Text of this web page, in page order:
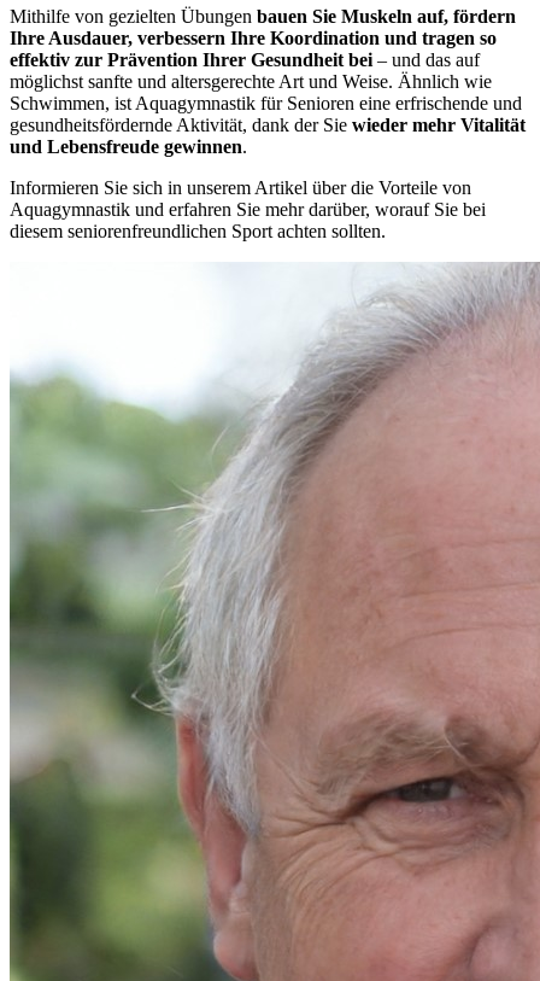
Mithilfe von gezielten Übungen bauen Sie Muskeln auf, fördern
Ihre Ausdauer, verbessern Ihre Koordination und tragen so
effektiv zur Prävention Ihrer Gesundheit bei– und das auf
möglichst sanfte und altersgerechte Art und Weise. Ähnlich wie
Schwimmen, ist Aquagymnastik für Senioren eine erfrischende und
gesundheitsfördernde Aktivität, dank der Sie wieder mehr Vitalität
und Lebensfreude gewinnen.
Informieren Sie sich in unserem Artikel über die Vorteile von
Aquagymnastik und erfahren Sie mehr darüber, worauf Sie bei
diesem seniorenfreundlichen Sport achten sollten.